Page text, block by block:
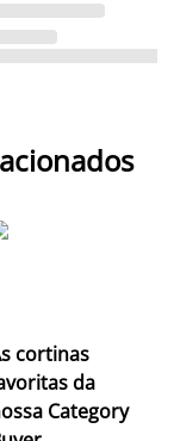
cortinas
da
Category